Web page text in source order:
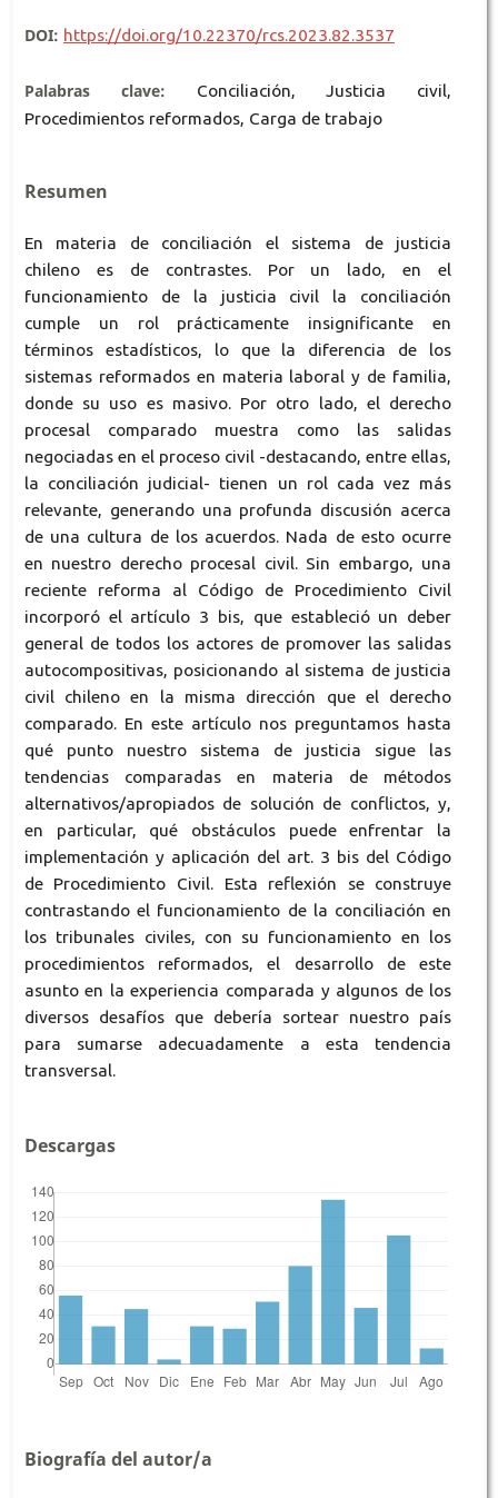
DOI: https://doi.org/10.22370/rcs.2023.82.3537
Palabras clave:
Conciliación, Justicia civil,
Procedimientos reformados, Carga de trabajo
Resumen
En materia de conciliación el sistema de justicia
chileno es de contrastes. Por un lado, en el
funcionamiento de la justicia civil la conciliación
cumple un rol prácticamente insignificante en
términos estadísticos, lo que la diferencia de los
sistemas reformados en materia laboral y de familia,
donde su uso es masivo. Por otro lado, el derecho
procesal comparado muestra como las salidas
negociadas en el proceso civil -destacando, entre ellas,
la conciliación judicial- tienen un rol cada vez más
relevante, generando una profunda discusión acerca
de una cultura de los acuerdos. Nada de esto ocurre
en nuestro derecho procesal civil. Sin embargo, una
reciente reforma al Código de Procedimiento Civil
incorporó el artículo 3 bis, que estableció un deber
general de todos los actores de promover las salidas
autocompositivas, posicionando al sistema de justicia
civil chileno en la misma dirección que el derecho
comparado. En este artículo nos preguntamos hasta
qué punto nuestro sistema de justicia sigue las
tendencias comparadas en materia de métodos
alternativos/apropiados de solución de conflictos, y,
en particular, qué obstáculos puede enfrentar la
implementación y aplicación del art. 3 bis del Código
de Procedimiento Civil. Esta reflexión se construye
contrastando el funcionamiento de la conciliación en
los tribunales civiles, con su funcionamiento en los
procedimientos reformados, el desarrollo de este
asunto en la experiencia comparada y algunos de los
diversos desafíos que debería sortear nuestro país
para sumarse adecuadamente a esta tendencia
transversal.
Descargas
Biografía del autor/a